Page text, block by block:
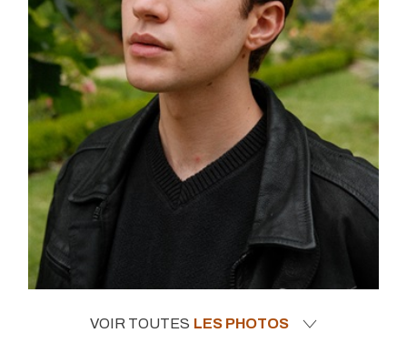
VOIR TOUTES LES PHOTOS